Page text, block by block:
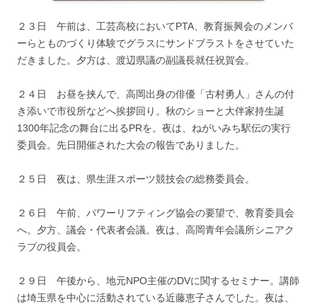
２３日 午前は、工芸高校においてPTA、教育振興会のメンバ
ーらとものづくり体験でグラスにサンドブラストをさせていた
だきました。夕方は、渡辺県議の副議長就任祝賀会。
２４日 お昼を挟んで、高岡出身の俳優「古村勇人」さんの付
き添いで市役所などへ挨拶回り。秋のショーと大伴家持生誕
1300年記念の舞台に出るPRを。夜は、ねがいみち駅伝の実行
委員会。先日開催された大会の報告でありました。
２５日 夜は、県生涯スポーツ競技会の総務委員会。
２６日 午前、パワーリフティング協会の要望で、教育委員会
へ。夕方、議会・代表者会議。夜は、高岡青年会議所シニアク
ラブの役員会。
２９日 午後から、地元NPO主催のDVに関するセミナー。講師
は埼玉県を中心に活動されている近藤恵子さんでした。夜は、